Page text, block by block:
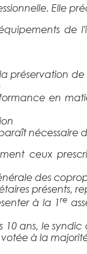
Elle
de
préservation
en
nécessaire
ceux
des
présents,
à la 1re
ans, le
à la